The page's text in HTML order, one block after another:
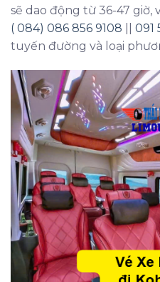
sẽ dao động từ 36-47 giờ,
( 084) 086 856 9108
091
tuyến đường và loại